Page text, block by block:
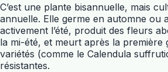
C’est une plante bisannuelle, mais
annuelle. Elle germe en automne ou
activement l’été, produit des fleurs
la mi-été, et meurt après la première
variétés (comme le Calendula
résistantes.